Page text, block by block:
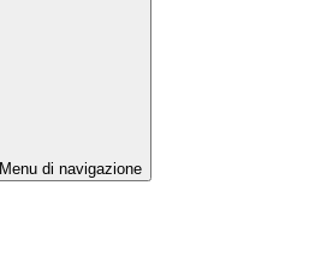
Menu di navigazione